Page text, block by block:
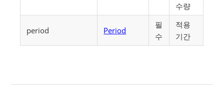
수량
period Period
필
수
적용
기간